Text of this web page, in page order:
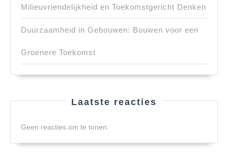
Milieuvriendelijkheid en Toekomstgericht Denken
Duurzaamheid in Gebouwen: Bouwen voor een
Groenere Toekomst
Laatste reacties
Geen reacties om te tonen.